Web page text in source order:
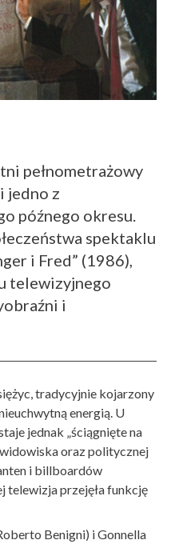
pełnometrażowy
jedno z
późnego okresu.
spektaklu
i Fred” (1986),
telewizyjnego
i
tradycyjnie kojarzony
energią. U
jednak „ściągnięte na
oraz politycznej
i billboardów
telewizja przejęła funkcję
Benigni) i Gonnella